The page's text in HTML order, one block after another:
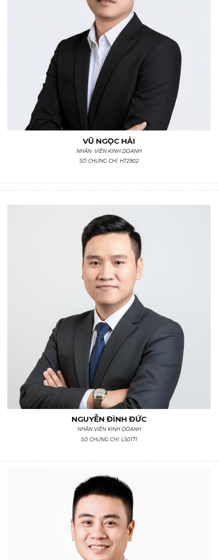
VŨ NGỌC HẢI
NHÂN VIÊN KINH DOANH
SỐ CHỨNG CHỈ: HT2902
NGUYỄN ĐÌNH ĐỨC
NHÂN VIÊN KINH DOANH
SỐ CHỨNG CHỈ: LS0171